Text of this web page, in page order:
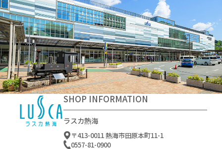
SHOP INFORMATION
ラスカ熱海
〒413-0011 熱海市田原本町11-1
0557-81-0900